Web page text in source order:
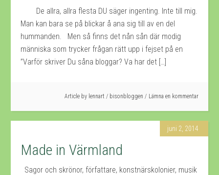
De allra, allra flesta DU säger ingenting. Inte till mig.
Man kan bara se på blickar å ana sig till av en del
hummanden. Men så finns det nån sån där modig
människa som trycker frågan rätt upp i fejset på en
”Varför skriver Du såna bloggar? Va har det […]
Article by lennart / bisonbloggen Lämna en kommentar
juni 2, 2014
Made in Värmland
Sagor och skrönor, författare, konstnärskolonier, musik